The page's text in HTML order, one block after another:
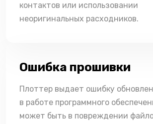
контактов или использовании
неоригинальных расходников.
Ошибка прошивки
Плоттер выдает ошибку
в работе программного
может быть в повреждении